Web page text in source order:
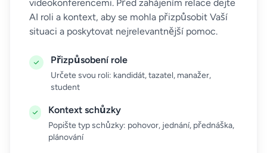
videokonferencemi. Před zahájením relace dejte
AI roli a kontext, aby se mohla přizpůsobit Vaší
situaci a poskytovat nejrelevantnější pomoc.
Přizpůsobení role
Určete svou roli: kandidát, tazatel, manažer,
student
Kontext schůzky
Popište typ schůzky: pohovor, jednání, přednáška,
plánování